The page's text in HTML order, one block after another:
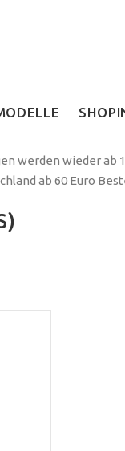
werden wieder ab
ab 60 Euro